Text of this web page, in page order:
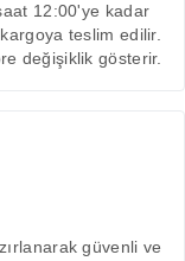
12:00'ye kadar
teslim edilir.
değişiklik gösterir.
güvenli ve